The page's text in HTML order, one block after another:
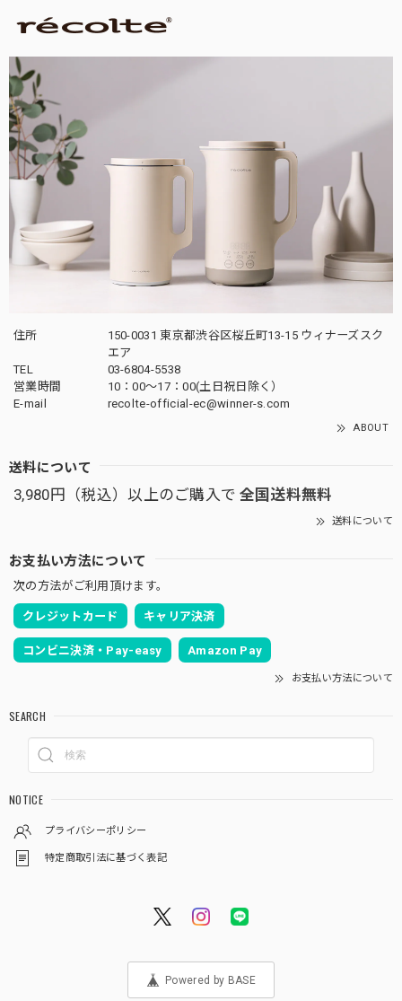
住所
150-0031 東京都渋谷区桜丘町13-15 ウィナーズスク
エア
TEL
03-6804-5538
営業時間
10：00〜17：00(土日祝日除く）
E-mail
recolte-official-ec@winner-s.com
ABOUT
送料について
3,980円（税込）以上のご購入で 全国送料無料
送料について
お支払い方法について
次の方法がご利用頂けます。
クレジットカード キャリア決済
コンビニ決済・Pay-easy Amazon Pay
お支払い方法について
SEARCH
NOTICE
プライバシーポリシー
特定商取引法に基づく表記
Powered by BASE